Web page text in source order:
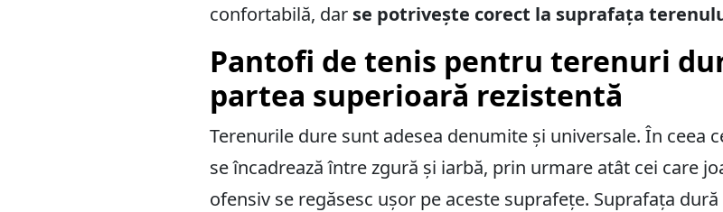
confortabilă, dar se potrivește corect la suprafața
Pantofi de tenis pentru terenuri
partea superioară rezistentă
Terenurile dure sunt adesea denumite și universale. În ceea
se încadrează între zgură și iarbă, prin urmare atât cei care
ofensiv se regăsesc ușor pe aceste suprafețe. Suprafața